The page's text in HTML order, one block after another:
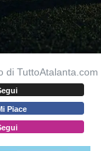
di TuttoAtalanta.com
Piace